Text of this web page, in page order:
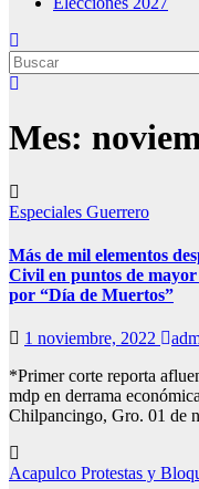
Mes:
Especiales Guerrero
Más de mil elementos
Civil en puntos de
por “Día de Muertos”
1 noviembre, 2022
*Primer corte reporta
mdp en derrama
Chilpancingo, Gro. 01 de
Acapulco Protestas y